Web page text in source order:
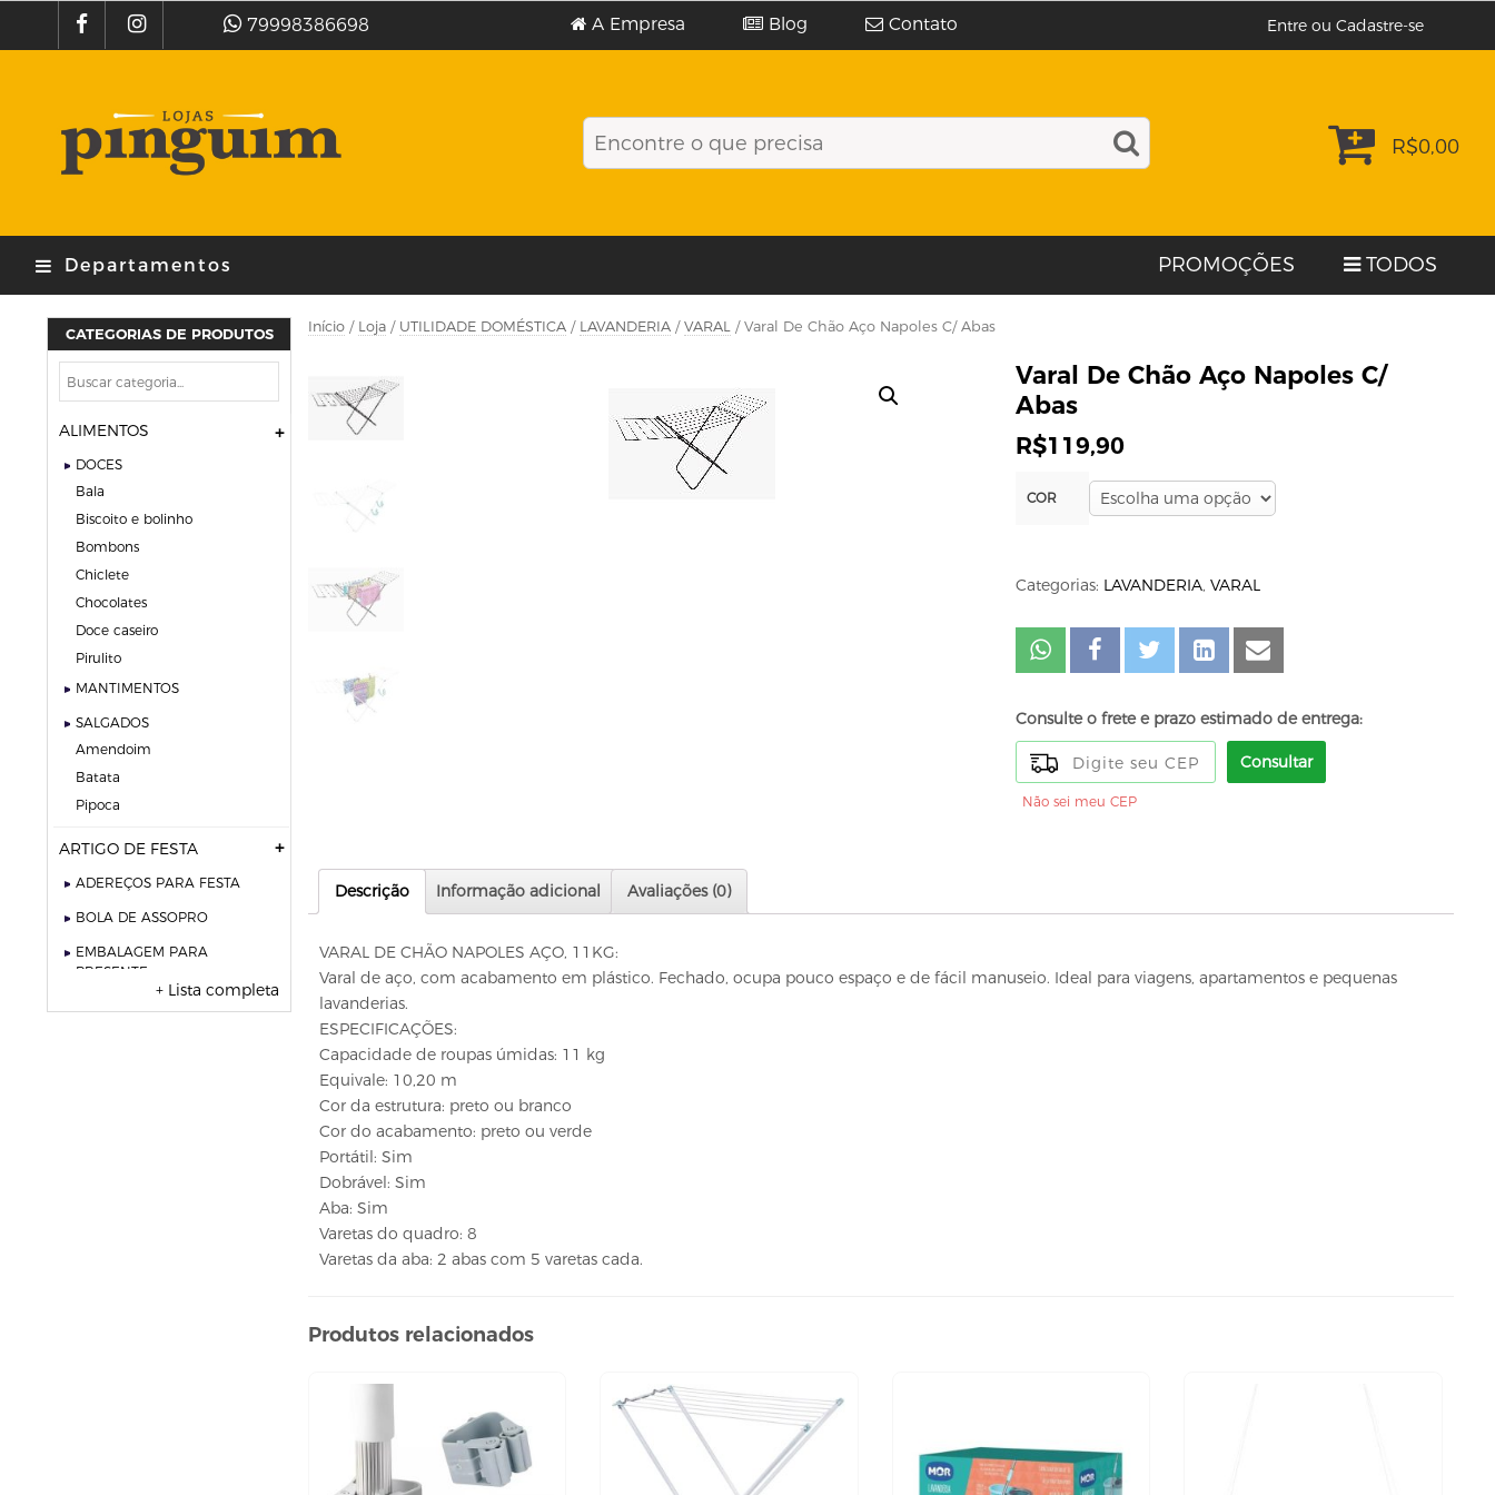
79998386698 A Empresa Blog Contato Entre ou Cadastre-se
R$0,00
Departamentos PROMOÇÕES TODOS
Início / Loja / UTILIDADE DOMÉSTICA / LAVANDERIA / VARAL / Varal De Chão Aço Napoles C/ Abas
Varal De Chão Aço Napoles C/
Abas
R$119,90
COR
Categorias: LAVANDERIA, VARAL
Consulte o frete e prazo estimado de entrega:
Consultar
Não sei meu CEP
Descrição Informação adicional Avaliações (0)
VARAL DE CHÃO NAPOLES AÇO, 11KG:
Varal de aço, com acabamento em plástico. Fechado, ocupa pouco espaço e de fácil manuseio. Ideal para viagens, apartamentos e pequenas
lavanderias.
ESPECIFICAÇÕES:
Capacidade de roupas úmidas: 11 kg
Equivale: 10,20 m
Cor da estrutura: preto ou branco
Cor do acabamento: preto ou verde
Portátil: Sim
Dobrável: Sim
Aba: Sim
Varetas do quadro: 8
Varetas da aba: 2 abas com 5 varetas cada.
Produtos relacionados
CATEGORIAS DE PRODUTOS
ALIMENTOS
DOCES
bala
biscoito e bolinho
bombons
chiclete
chocolates
doce caseiro
pirulito
MANTIMENTOS
SALGADOS
amendoim
batata
pipoca
ARTIGO DE FESTA
ADEREÇOS PARA FESTA
BOLA DE ASSOPRO
EMBALAGEM PARA
PRESENTE
+ Lista completa